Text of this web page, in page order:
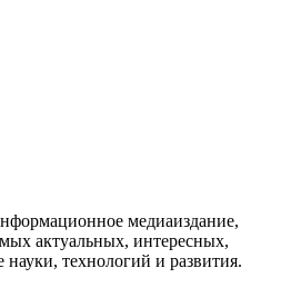
медиаиздание,
актуальных, интересных,
технологий и развития.